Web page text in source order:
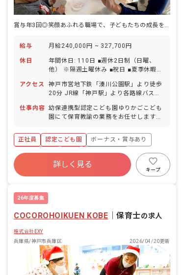
給与 月給240,000円 ~ 327,700円
休日
年間休日: 110日 ■週休2日制（日曜、
他） ※隔週土曜休み ■祝日 ■夏季休暇
1/3） ■有給休暇（半日単位での取得可
／5日以上の連休相談OK） ※入社直後に
10日付与 ■慶弔休暇 ■産前産後・育児休
暇 ■介護・看護休暇
アクセス
神戸市営地下鉄「湊川公園駅」より徒歩
20分 JR線「神戸駅」より各路線バス利
統）「夢野町3丁目」下車、徒歩3分 ・
三宮行き市バス（7系統）「石井町」下
（無料駐輪場あり）
仕事内容 幼保連携型認定こども園ゆりかごこども
園にて保育教諭の業務をお任せします。
般 ・担任業務またはフリーとして全体の
保育 ・援助が必要な子どもの保育 ※0～
2歳児クラスは複数担任／3～5歳児クラ
スはひとり担任
正社員 認定こども園
ボーナス・賞与あり
社会保険完備
有給
福利厚生充実
残業少なめ
昇給昇進あり
詳しく見る
キープ
26年度募集
COCOROHOIKUEN KOBE ｜保育士の求人
株式会社EXY
兵庫県/神戸市兵庫区
2026/04/20更新